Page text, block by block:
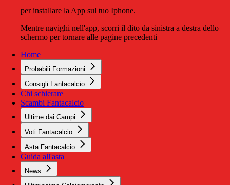
per installare la App sul tuo Iphone.
Mentre navighi nell'app, scorri il dito da sinistra a destra dello
schermo per tornare alle pagine precedenti
Home
Probabili Formazioni
Consigli Fantacalcio
Chi schierare
Scambi Fantacalcio
Ultime dai Campi
Voti Fantacalcio
Asta Fantacalcio
Guida all'asta
News